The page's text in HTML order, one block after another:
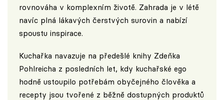
rovnováha v komplexním životě. Zahrada je v létě
navíc plná lákavých čerstvých surovin a nabízí
spoustu inspirace.
Kuchařka navazuje na předešlé knihy Zdeňka
Pohlreicha z posledních let, kdy kuchařské ego
hodně ustoupilo potřebám obyčejného člověka a
recepty jsou tvořené z běžně dostupných produktů